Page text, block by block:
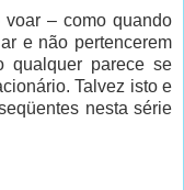
– como quando
e não pertencerem
qualquer parece se
Talvez isto e
nesta série